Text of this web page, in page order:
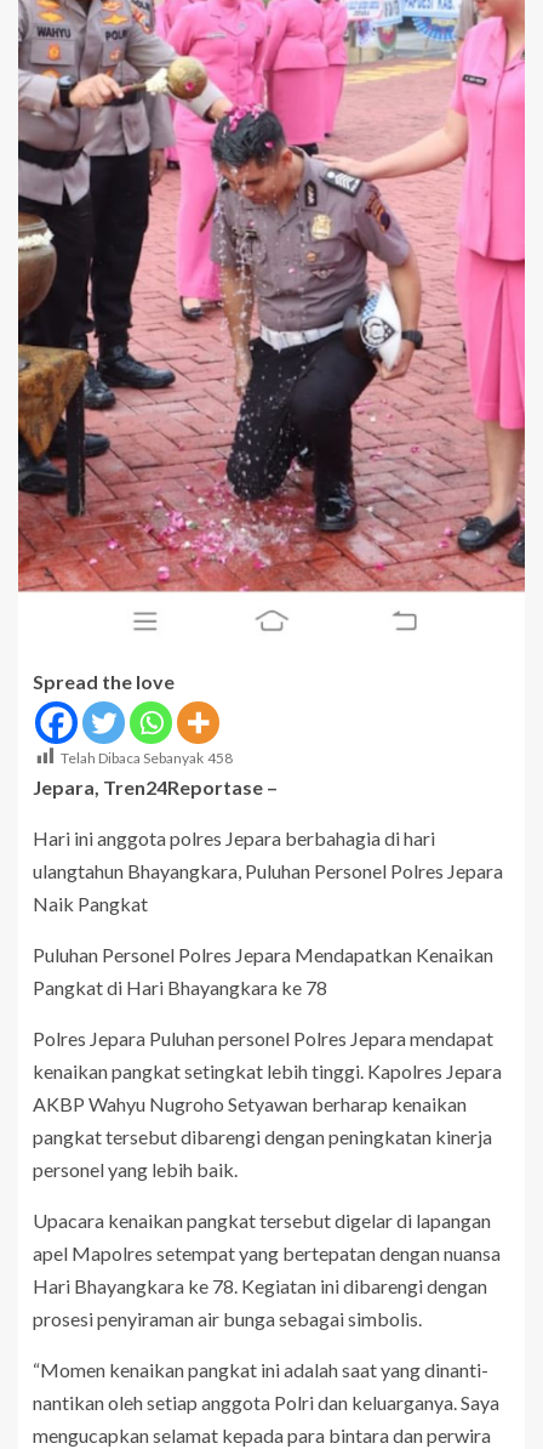
Spread the love
Telah Dibaca Sebanyak 458
Jepara, Tren24Reportase –
Hari ini anggota polres Jepara berbahagia di hari
ulangtahun Bhayangkara, Puluhan Personel Polres Jepara
Naik Pangkat
Puluhan Personel Polres Jepara Mendapatkan Kenaikan
Pangkat di Hari Bhayangkara ke 78
Polres Jepara Puluhan personel Polres Jepara mendapat
kenaikan pangkat setingkat lebih tinggi. Kapolres Jepara
AKBP Wahyu Nugroho Setyawan berharap kenaikan
pangkat tersebut dibarengi dengan peningkatan kinerja
personel yang lebih baik.
Upacara kenaikan pangkat tersebut digelar di lapangan
apel Mapolres setempat yang bertepatan dengan nuansa
Hari Bhayangkara ke 78. Kegiatan ini dibarengi dengan
prosesi penyiraman air bunga sebagai simbolis.
“Momen kenaikan pangkat ini adalah saat yang dinanti-
nantikan oleh setiap anggota Polri dan keluarganya. Saya
mengucapkan selamat kepada para bintara dan perwira